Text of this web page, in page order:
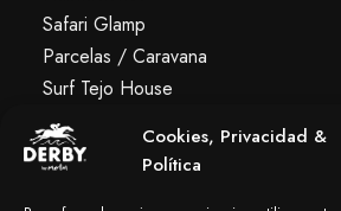
Cookies, Privacidad &
Política
Safari Glamp
Parcelas / Caravana
Surf Tejo House
Albergue Premium